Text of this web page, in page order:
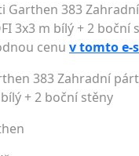
Garthen 383
3x3 m bílý + 2 boční
cenu v tomto e-
383 Zahradní
+ 2 boční stěny